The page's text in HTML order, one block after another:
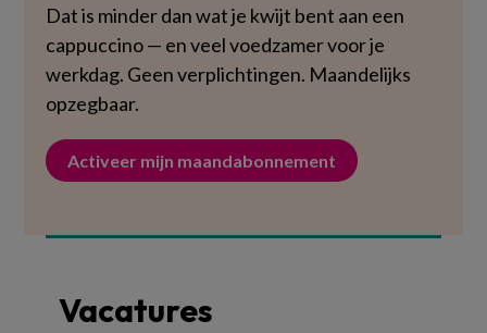
Dat is minder dan wat je kwijt bent aan een
cappuccino — en veel voedzamer voor je
werkdag. Geen verplichtingen. Maandelijks
opzegbaar.
Activeer mijn maandabonnement
Vacatures